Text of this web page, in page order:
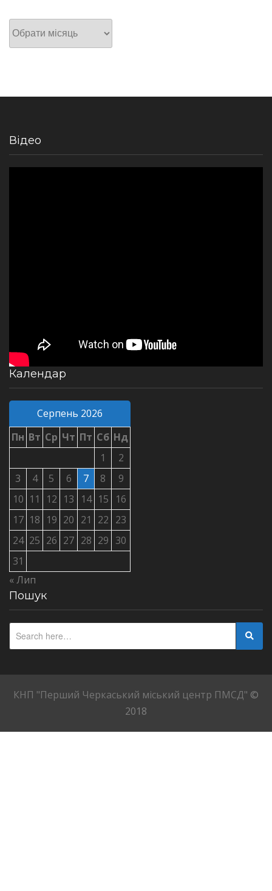
Архів
Відео
Календар
Серпень 2026
Пн Вт Ср Чт Пт Сб Нд
1
2
3
4 5 6 7 8
9
10 11 12 13 14 15
16
17 18 19 20 21 22 23
24 25 26 27 28 29 30
31
« Лип
Пошук
КНП "Перший Черкаський міський центр ПМСД" ©
2018